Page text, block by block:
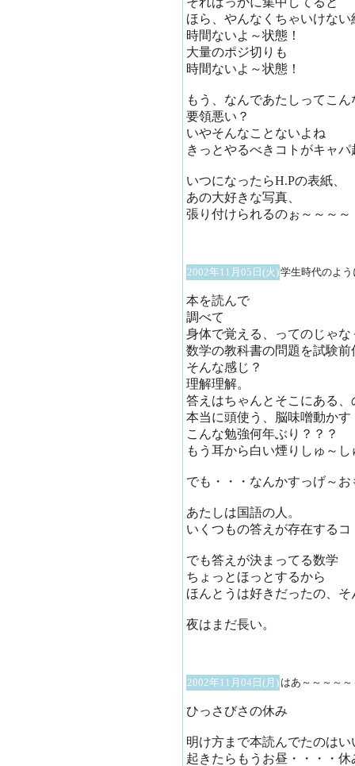
ほら、やんなくちゃいけない
時間ないよ～状態！
大量のポジ切りも
時間ないよ～状態！
もう、なんであたしってこ
要領悪い？
いやそんなことないよね
きっとやるべきコトがキャ
いつになったらH.Pの表紙、
あの大好きな写真、
張り付けられるのぉ～～～～
2002年11月05日(火)学生時代のよう
本を読んで
調べて
身体で覚える、ってのじゃな
数学の教科書の問題を試験
そんな感じ？
理解理解。
答えはちゃんとそこにある
本当に頭使う、脳味噌動かす
こんな勉強何年ぶり？？？
もう耳から白い煙りしゅ～し
でも・・・なんかすっげ～
あたしは国語の人。
いくつもの答えが存在する
でも答えが決まってる数学
ちょっとほっとするから
ほんとうは好きだったの、
夜はまだ長い。
2002年11月04日(月) はあ～～～～
ひっさびさの休み
明け方まで本読んでたのはい
起きたらもうお昼・・・・